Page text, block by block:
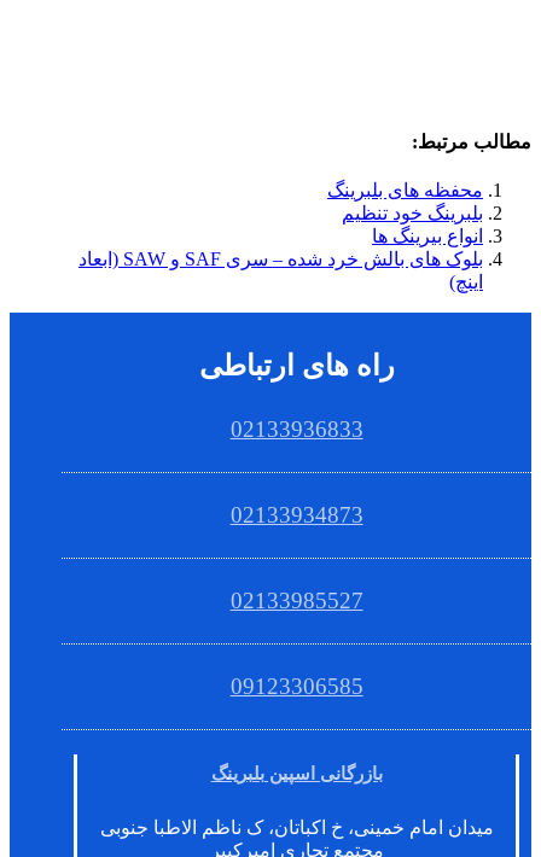
مطالب مرتبط:
محفظه های بلبرینگ
بلبرینگ خود تنظیم
انواع بیرینگ ها
بلوک های بالش خرد شده – سری SAF و SAW (ابعاد
اینچ)
راه های ارتباطی
02133936833
02133934873
02133985527
09123306585
بازرگانی اسپین بلبرینگ
میدان امام خمینی، خ اکباتان، ک ناظم الاطبا جنوبی
مجتمع تجاری امیرکبیر